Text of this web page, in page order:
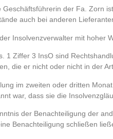
Geschäftsführerin der Fa. Zorn
auch bei anderen
Insolvenzverwalter mit hoher
1 Ziffer 3 InsO sind
die er nicht oder nicht in der
im zweiten oder dritten
war, dass sie die
der Benachteiligung der
Benachteiligung schließen